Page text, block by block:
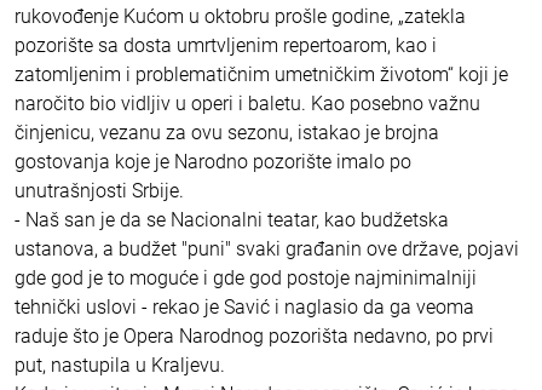
rukovođenje Kućom u oktobru prošle godine, „zatekla
pozorište sa dosta umrtvljenim repertoarom, kao i
zatomljenim i problematičnim umetničkim životom“ koji je
naročito bio vidljiv u operi i baletu. Kao posebno važnu
činjenicu, vezanu za ovu sezonu, istakao je brojna
gostovanja koje je Narodno pozorište imalo po
unutrašnjosti Srbije.
- Naš san je da se Nacionalni teatar, kao budžetska
ustanova, a budžet "puni" svaki građanin ove države, pojavi
gde god je to moguće i gde god postoje najminimalniji
tehnički uslovi - rekao je Savić i naglasio da ga veoma
raduje što je Opera Narodnog pozorišta nedavno, po prvi
put, nastupila u Kraljevu.